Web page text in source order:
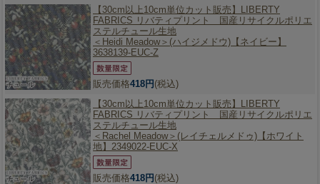
【30cm以上10cm単位カット販売】
LIBERTY
FABRICS リバティプリント 国産リサイクルポリエ
ステルチュール生地
＜Heidi Meadow＞(ハイジメドウ)【ネイビー】
3638139-EUC-Z
販売価格418円 (税込)
【30cm以上10cm単位カット販売】
LIBERTY
FABRICS リバティプリント 国産リサイクルポリエ
ステルチュール生地
＜Rachel Meadow＞(レイチェルメドゥ)【ホワイト
地】2349022-EUC-X
販売価格418円 (税込)